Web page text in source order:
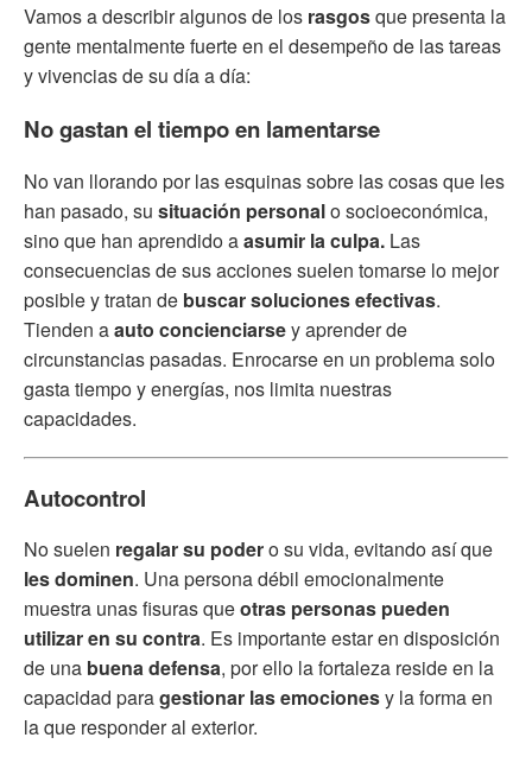
Vamos a describir algunos de los rasgosque presenta la
gente mentalmente fuerte en el desempeño de las tareas
y vivencias de su día a día:
No gastan el tiempo en lamentarse
No van llorando por las esquinas sobre las cosas que les
han pasado, su situación personalo socioeconómica,
sino que han aprendido aasumir la culpa. Las
consecuencias de sus acciones suelen tomarse lo mejor
posible y tratan de buscar soluciones efectivas.
Tienden aauto concienciarsey aprender de
circunstancias pasadas. Enrocarse en un problema solo
gasta tiempo y energías, nos limita nuestras
capacidades.
Autocontrol
No suelen regalar su podero su vida, evitando así que
les dominen. Una persona débil emocionalmente
muestra unas fisuras queotras personas pueden
utilizar en su contra. Es importante estar en disposición
de una buena defensa, por ello la fortaleza reside en la
capacidad paragestionar las emocionesy la forma en
la que responder al exterior.